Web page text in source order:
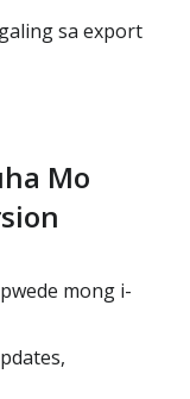
sa export
Mo
mong i-